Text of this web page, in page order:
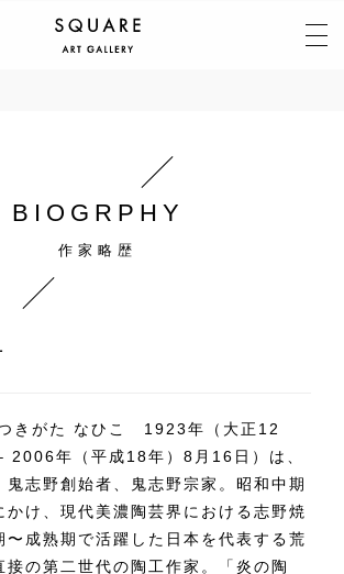
BIOGRPHY
きがた なひこ 1923年（大正12
2006年（平成18年）8月16日）は、
鬼志野創始者、鬼志野宗家。昭和中期
かけ、現代美濃陶芸界における志野焼
〜成熟期で活躍した日本を代表する荒
接の第二世代の陶工作家。「炎の陶